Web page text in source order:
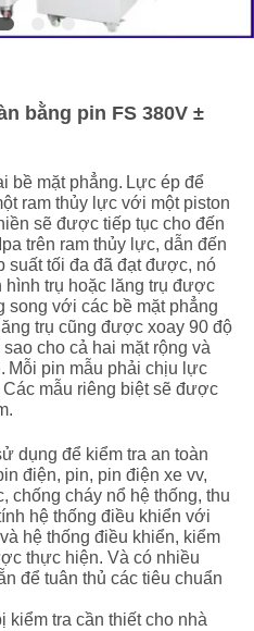
bằng pin FS 380V ±
bề mặt phẳng. Lực ép để
ram thủy lực với một piston
sẽ được tiếp tục cho đến
trên ram thủy lực, dẫn đến
suất tối đa đã đạt được, nó
hình trụ hoặc lăng trụ được
song với các bề mặt phẳng
trụ cũng được xoay 90 độ
cho cả hai mặt rộng và
Mỗi pin mẫu phải chịu lực
Các mẫu riêng biệt sẽ được
dụng để kiểm tra an toàn
điện, pin, pin điện xe vv,
chống cháy nổ hệ thống, thu
hệ thống điều khiển với
hệ thống điều khiển, kiểm
thực hiện. Và có nhiều
để tuân thủ các tiêu chuẩn
kiểm tra cần thiết cho nhà